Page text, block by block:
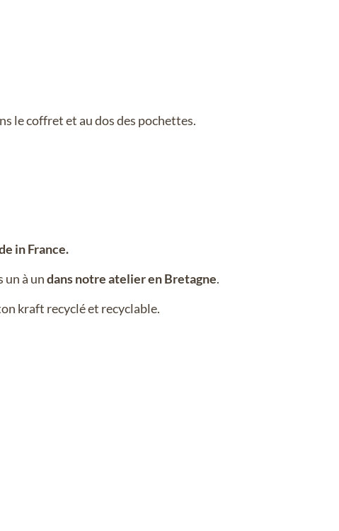
le coffret et au dos des pochettes.
in France.
un à undans notre atelier en Bretagne.
kraft recyclé et recyclable.